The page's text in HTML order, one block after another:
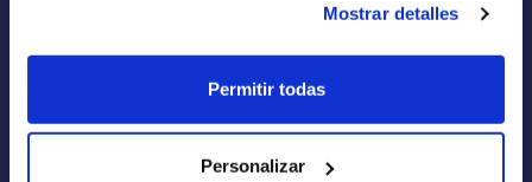
Mostrar detalles
Permitir todas
Personalizar
FAQs
Calculadora de Renting